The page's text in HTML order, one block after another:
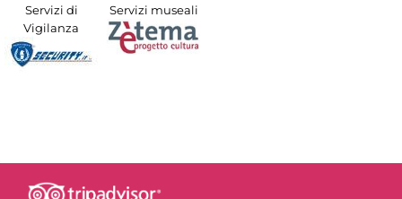
Servizi di
Vigilanza
Servizi museali